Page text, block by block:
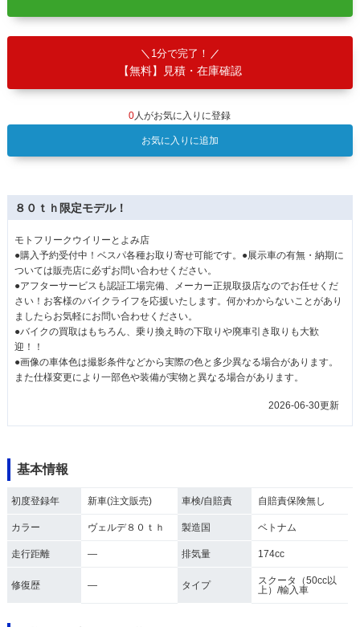
1分で完了！
【無料】見積・在庫確認
0人がお気に入りに登録
お気に入りに追加
８０ｔｈ限定モデル！
モトフリークウイリーとよみ店
●購入予約受付中！ベスパ各種お取り寄せ可能です。●展示車の有無・納期に
ついては販売店に必ずお問い合わせください。
●アフターサービスも認証工場完備、メーカー正規取扱店なのでお任せくだ
さい！お客様のバイクライフを応援いたします。何かわからないことがあり
ましたらお気軽にお問い合わせください。
●バイクの買取はもちろん、乗り換え時の下取りや廃車引き取りも大歓
迎！！
●画像の車体色は撮影条件などから実際の色と多少異なる場合があります。
また仕様変更により一部色や装備が実物と異なる場合があります。
2026-06-30更新
基本情報
初度登録年 新車(注文販売) 車検/自賠責 自賠責保険無し
カラー ヴェルデ８０ｔｈ 製造国 ベトナム
走行距離 ― 排気量 174cc
修復歴 ― タイプ
スクータ（50cc以
上）/輸入車